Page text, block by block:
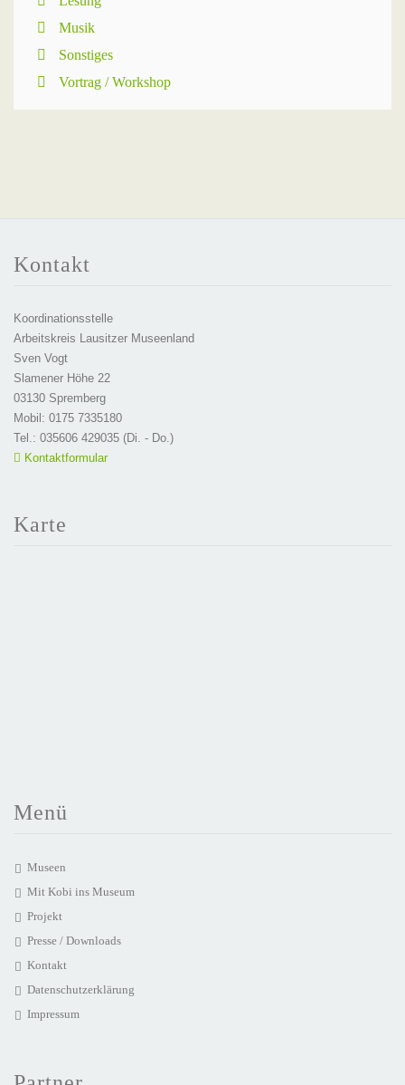
Musik
Sonstiges
Vortrag / Workshop
Kontakt
Koordinationsstelle
Arbeitskreis Lausitzer Museenland
Sven Vogt
Slamener Höhe 22
03130 Spremberg
Mobil: 0175 7335180
Tel.: 035606 429035 (Di. - Do.)
Kontaktformular
Karte
Menü
Museen
Mit Kobi ins Museum
Projekt
Presse / Downloads
Kontakt
Datenschutzerklärung
Impressum